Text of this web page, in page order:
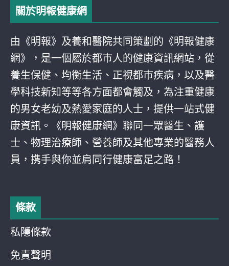
關於明報健康網
由《明報》及養和醫院共同策劃的《明報健康
網》，是一個屬於都巿人的健康資訊網站，從
養生保健、均衡生活、正視都巿疾病，以及醫
學科技新知等等各方面都會觸及，為注重健康
的男女老幼及熱愛家庭的人士，提供一站式健
康資訊。《明報健康網》聯同一眾醫生、護
士、物理治療師、營養師及其他專業的醫務人
員，携手與你並肩同行健康富足之路！
條款
私隱條款
免責聲明